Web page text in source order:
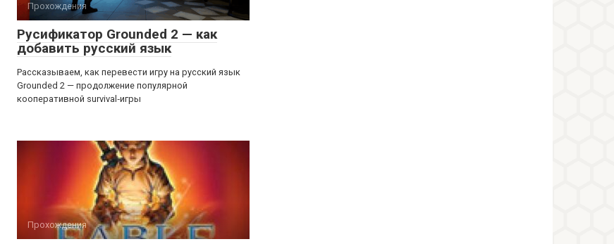
Прохождения
Русификатор Grounded 2 — как
добавить русский язык
Рассказываем, как перевести игру на русский язык
Grounded 2 — продолжение популярной
кооперативной survival‑игры
Прохождения